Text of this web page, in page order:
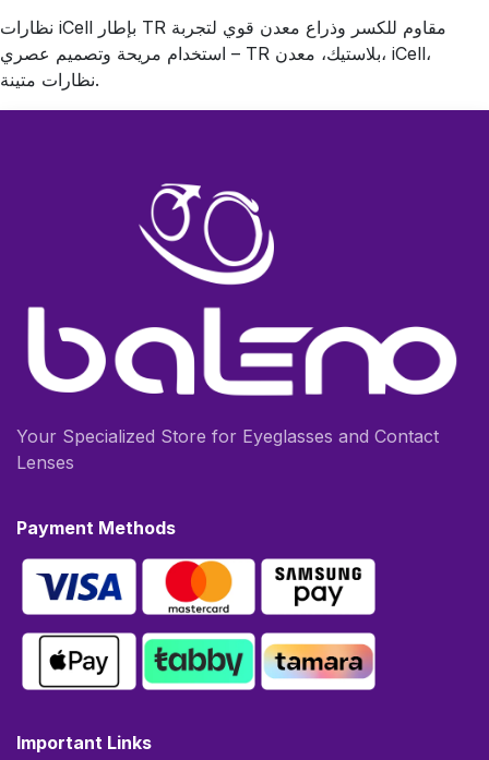
نظارات iCell بإطار TR مقاوم للكسر وذراع معدن قوي لتجربة
استخدام مريحة وتصميم عصري – TR بلاستيك، معدن، iCell،
نظارات متينة.
Your Specialized Store for Eyeglasses and Contact
Lenses
Payment Methods
Important Links